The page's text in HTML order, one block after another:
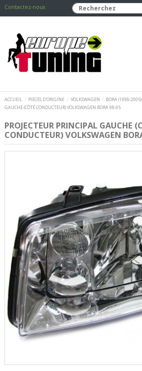
Contactez-nous
ACCUEIL PIECES D'ORIGINE VOLKSWAGEN BORA (1998-2005)
GAUCHE (CÔTÉ CONDUCTEUR) VOLKSWAGEN BORA 98-05
PROJECTEUR PRINCIPAL GAUCHE
CONDUCTEUR) VOLKSWAGEN